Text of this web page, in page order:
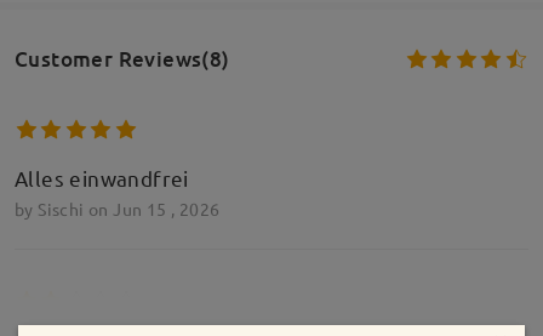
Customer Reviews(8)
Alles einwandfrei
by Sischi on Jun 15 , 2026